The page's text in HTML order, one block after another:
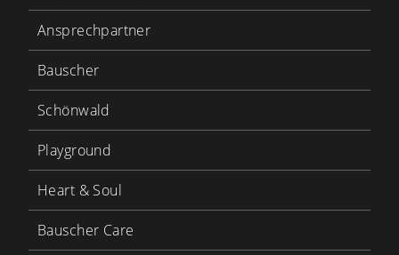
Ansprechpartner
Bauscher
Schönwald
Playground
Heart & Soul
Bauscher Care